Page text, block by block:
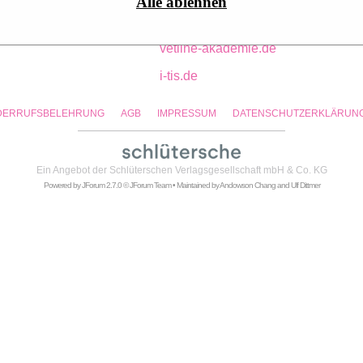
vetline-akademie.de
i-tis.de
AGB IMPRESSUM
Ein Angebot der Schlüterschen Verlagsgesellschaft mbH & Co. KG
Powered byJForum 2.7.0© JForum Team • Maintained byAndowson ChangandUlf Dittmer